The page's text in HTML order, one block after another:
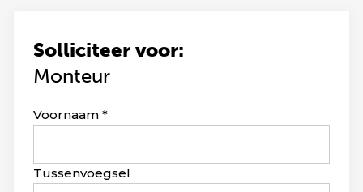
Solliciteer voor:
Monteur
Leave
blank
Voornaam
Tussenvoegsel